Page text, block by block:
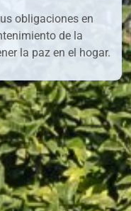
obligaciones en
de la
la paz en el hogar.